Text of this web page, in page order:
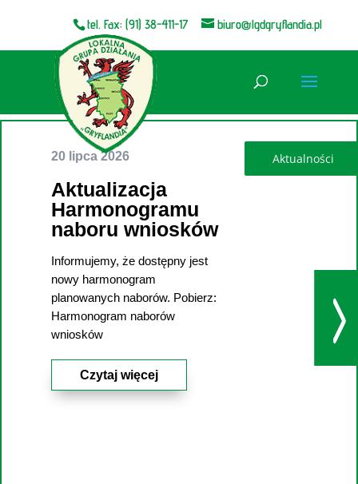
Otwórz pasek narzędzi
tel. Fax: (91) 38-411-17 biuro@lgdgryflandia.pl
Aktualizacja
Harmonogramu
naboru wniosków
utworzone przez Aleksandra
Szewczyk|
20 lipca 2026
|Aktualności
Comments
Informujemy, że dostępny jest
nowy harmonogram
planowanych naborów. Pobierz:
Harmonogram naborów
wniosków
Czytaj więcej